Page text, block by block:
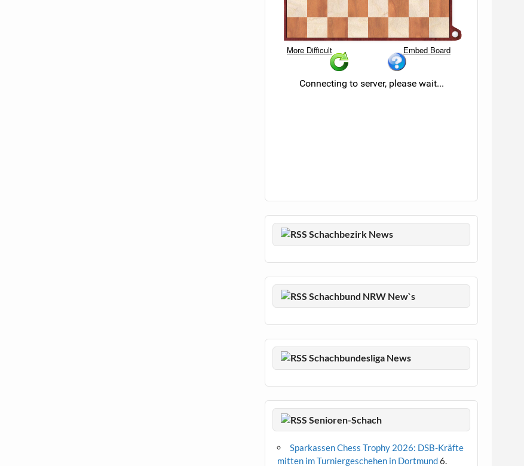
Schachbezirk News
Schachbund NRW New`s
Schachbundesliga News
Senioren-Schach
Sparkassen Chess Trophy 2026: DSB-Kräfte
mitten im Turniergeschehen in Dortmund6.